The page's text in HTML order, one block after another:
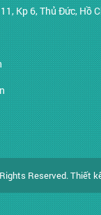
Kp 6, Thủ Đức, Hồ
Reserved.Thiết